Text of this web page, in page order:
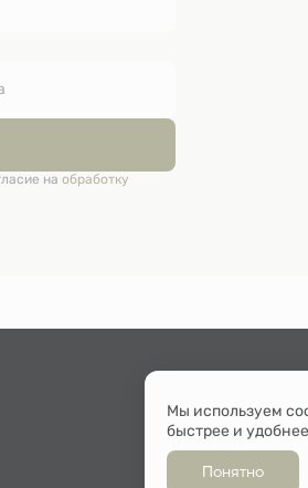
на обработку
Мы используем
быстрее и
Понятно